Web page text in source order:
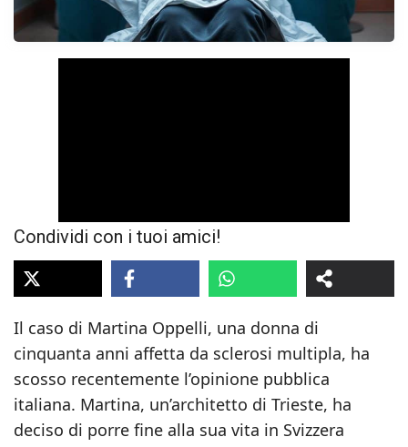
Condividi con i tuoi amici!
Il caso di Martina Oppelli, una donna di
cinquanta anni affetta da sclerosi multipla, ha
scosso recentemente l’opinione pubblica
italiana. Martina, un’architetto di Trieste, ha
deciso di porre fine alla sua vita in Svizzera